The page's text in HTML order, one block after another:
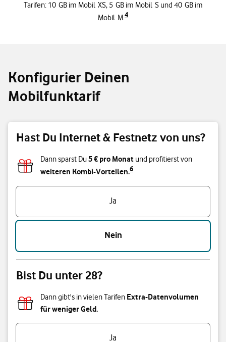
Tarifen: 10 GB im Mobil XS, 5 GB im Mobil S und 40 GB im
Mobil M.4
Konfigurier Deinen
Mobilfunktarif
Hast Du Internet & Festnetz von uns?
Dann sparst Du5 € pro Monat und profitierst von
weiteren Kombi-Vorteilen.6
Hast Du Internet & Festnetz von uns?
Ja
Nein
Bist Du unter 28?
Dann gibt's in vielen Tarifen Extra-Datenvolumen
für weniger Geld.
Bist Du unter 28?
Ja